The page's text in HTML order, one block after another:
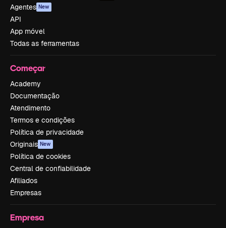
Agentes New
API
App móvel
Todas as ferramentas
Começar
Academy
Documentação
Atendimento
Termos e condições
Política de privacidade
Originais New
Política de cookies
Central de confiabilidade
Afiliados
Empresas
Empresa